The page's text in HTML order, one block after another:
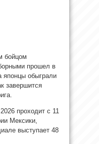
бойцом
прошел в
японцы обыграли
завершится
проходит с 11
Мексики,
выступает 48